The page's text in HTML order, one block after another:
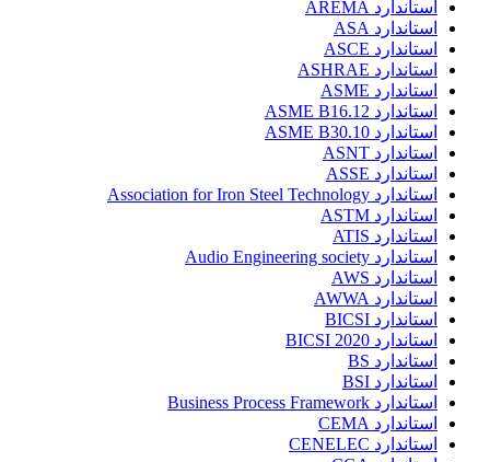
استاندارد AREMA
استاندارد ASA
استاندارد ASCE
استاندارد ASHRAE
استاندارد ASME
استاندارد ASME B16.12
استاندارد ASME B30.10
استاندارد ASNT
استاندارد ASSE
استاندارد Association for Iron Steel Technology
استاندارد ASTM
استاندارد ATIS
استاندارد Audio Engineering society
استاندارد AWS
استاندارد AWWA
استاندارد BICSI
استاندارد BICSI 2020
استاندارد BS
استاندارد BSI
استاندارد Business Process Framework
استاندارد CEMA
استاندارد CENELEC